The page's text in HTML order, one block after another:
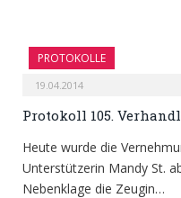
PROTOKOLLE
19.04.2014
Protokoll 105.
Heute wurde die
Unterstützerin Mandy St.
Nebenklage die Zeugin…